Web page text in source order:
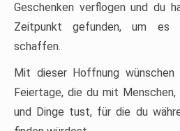
Geschenken verflogen und du
Zeitpunkt gefunden, um es
schaffen.
Mit dieser Hoffnung wünschen
Feiertage, die du mit
und Dinge tust, für die du